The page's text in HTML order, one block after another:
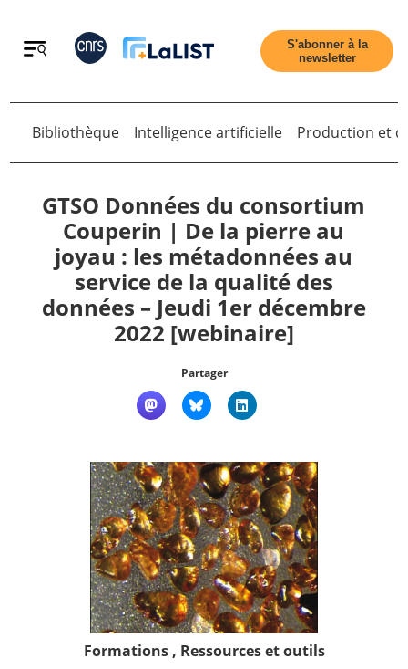
Retour
Accueil
Tous les articles
Nous suivre
S'abonner à la
newsletter
Bibliothèque Intelligence artificielle Production et
GTSO Données du consortium
Couperin | De la pierre au
joyau : les métadonnées au
service de la qualité des
données – Jeudi 1er décembre
2022 [webinaire]
Partager
Formations, Ressources et outils